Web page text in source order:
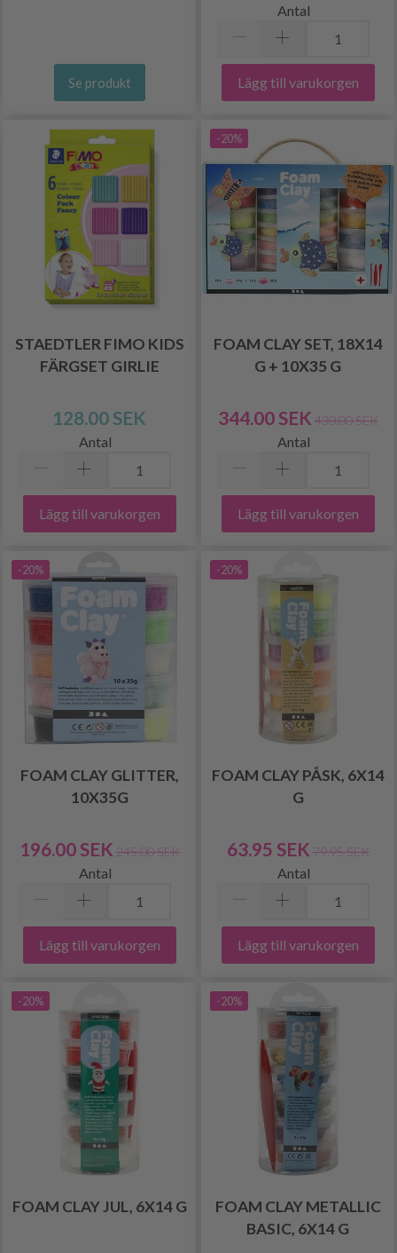
Se produkt
Antal
Lägg till varukorgen
STAEDTLER FIMO KIDS
FÄRGSET GIRLIE
128.00 SEK
Antal
Lägg till varukorgen
-20%
FOAM CLAY SET, 18X14
G + 10X35 G
344.00 SEK 430.00 SEK
Antal
Lägg till varukorgen
-20%
FOAM CLAY GLITTER,
10X35G
196.00 SEK 245.00 SEK
Antal
Lägg till varukorgen
-20%
FOAM CLAY PÅSK, 6X14
G
63.95 SEK 79.95 SEK
Antal
Lägg till varukorgen
-20%
FOAM CLAY JUL, 6X14 G
-20%
FOAM CLAY METALLIC
BASIC, 6X14 G